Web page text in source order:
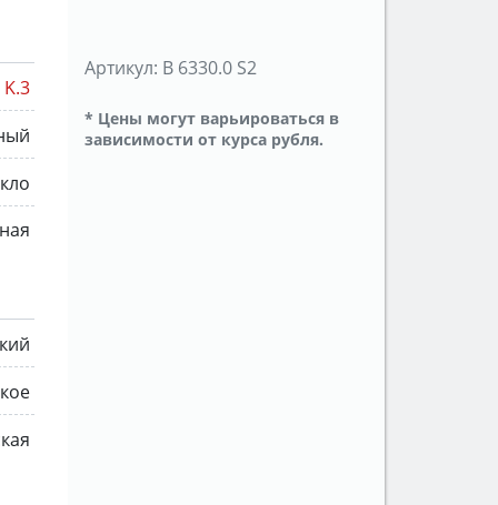
K.3
Артикул: B 6330.0 S2
* Цены могут варьироваться в
зависимости от курса рубля.